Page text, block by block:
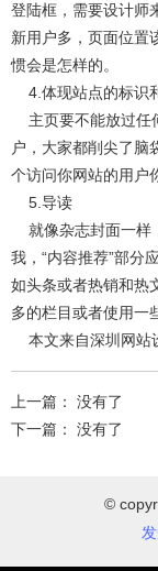
登陆框，需要设计师
新用户多，页面位置
惯会是怎样的。
4.体现站点的标识
主页要不能放过任
户，大家都削尖了脑
个访问你网站的用户
5.导读
就像杂志封面一样
我，“内容推荐”部分
如头条或者热销和热
多的栏目或者使用一
本文来自深圳网站
上一篇： 没有了
下一篇： 没有了
©